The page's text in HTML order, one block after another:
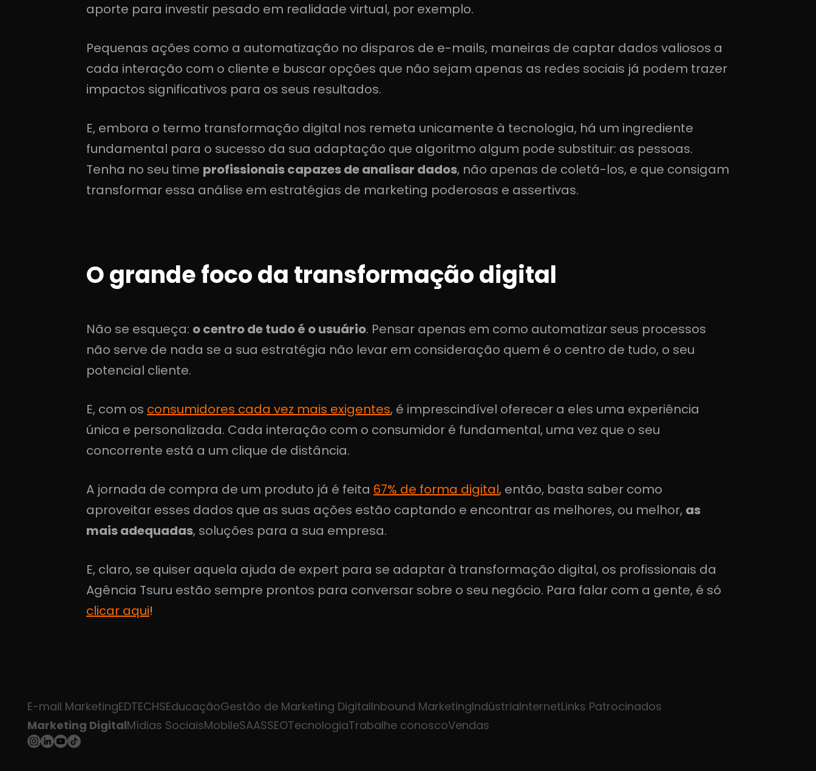
aporte para investir pesado em realidade virtual, por exemplo.
Pequenas ações como a automatização no disparos de e-mails, maneiras de captar dados valiosos a
cada interação com o cliente e buscar opções que não sejam apenas as redes sociais já podem trazer
impactos significativos para os seus resultados.
E, embora o termo transformação digital nos remeta unicamente à tecnologia, há um ingrediente
fundamental para o sucesso da sua adaptação que algoritmo algum pode substituir: as pessoas.
Tenha no seu time profissionais capazes de analisar dados, não apenas de coletá-los, e que consigam
transformar essa análise em estratégias de marketing poderosas e assertivas.
O grande foco da transformação digital
Não se esqueça: o centro de tudo é o usuário. Pensar apenas em como automatizar seus processos
não serve de nada se a sua estratégia não levar em consideração quem é o centro de tudo, o seu
potencial cliente.
E, com os consumidores cada vez mais exigentes, é imprescindível oferecer a eles uma experiência
única e personalizada. Cada interação com o consumidor é fundamental, uma vez que o seu
concorrente está a um clique de distância.
A jornada de compra de um produto já é feita 67% de forma digital, então, basta saber como
aproveitar esses dados que as suas ações estão captando e encontrar as melhores, ou melhor, as
mais adequadas, soluções para a sua empresa.
E, claro, se quiser aquela ajuda de expert para se adaptar à transformação digital, os profissionais da
Agência Tsuru estão sempre prontos para conversar sobre o seu negócio. Para falar com a gente, é só
clicar aqui!
E-mail MarketingEDTECHSEducaçãoGestão de Marketing DigitalInbound MarketingIndústriaInternetLinks Patrocinados
Marketing DigitalMídias SociaisMobileSAASSEOTecnologiaTrabalhe conoscoVendas